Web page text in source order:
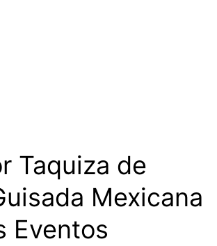
Taquiza de
Mexicana
Eventos